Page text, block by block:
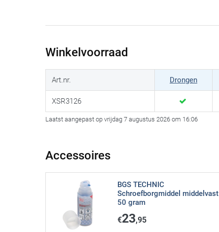
Winkelvoorraad
Art.nr. Drongen
XSR3126
Laatst aangepast op vrijdag 7 augustus 2026 om 16:06
Accessoires
BGS TECHNIC
Schroefborgmiddel middelvast
50 gram
€23,95